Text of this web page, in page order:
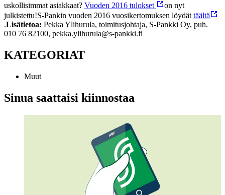
uskollisimmat asiakkaat? Vuoden 2016 tulokset
on nyt
julkistettu!S-Pankin vuoden 2016 vuosikertomuksen löydät täältä
.Lisätietoa: Pekka Ylihurula, toimitusjohtaja, S-Pankki Oy, puh.
010 76 82100, pekka.ylihurula@s-pankki.fi
KATEGORIAT
Muut
Sinua saattaisi kiinnostaa